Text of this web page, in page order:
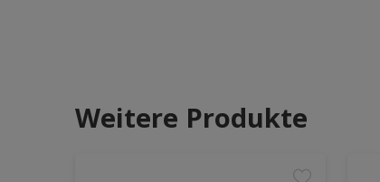
Weitere Produkte